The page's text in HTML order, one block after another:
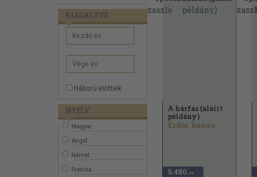
KIADÁS ÉVE
Háború előttiek
NYELV
Magyar
Angol
Német
Francia
A hárfás (aláírt
példány)
Erdős Renée
5.480 ,-Ft